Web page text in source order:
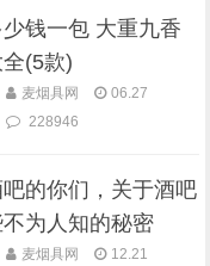
钱一包 大重九香
(5款)
麦烟具网
06.27
228946
的你们，关于酒吧
为人知的秘密
麦烟具网
12.21